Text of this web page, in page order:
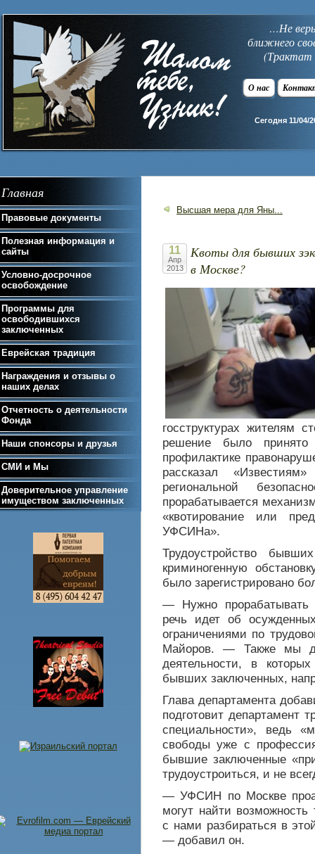
…Не
ближнего
(Трактат
О нас
Сегодня 11/04/
Высшая мера для Яны...
11
Апр
2013
Квоты для бывших
в Москве?
госструктурах жителям
решение было принято
профилактике
рассказал
региональной
прорабатывается
«квотирование или
УФСИНа».
Трудоустройство
криминогенную
было зарегистрировано
— Нужно прорабатывать
речь идет об
ограничениями по
Майоров. — Также мы
деятельности, в
бывших заключенных,
Глава департамента
подготовит департамент
специальности», ведь
свободы уже с
бывшие заключенные
трудоустроиться, и не
— УФСИН по Москве
могут найти
с нами разбираться в
— добавил он.
Главная
Правовые документы
Полезная информация и
сайты
Условно-досрочное
освобождение
Программы для
освободившихся
заключенных
Еврейская традиция
Награждения и отзывы о
наших делах
Отчетность о деятельности
Фонда
Наши спонсоры и друзья
СМИ и Мы
Доверительное управление
имуществом заключенных